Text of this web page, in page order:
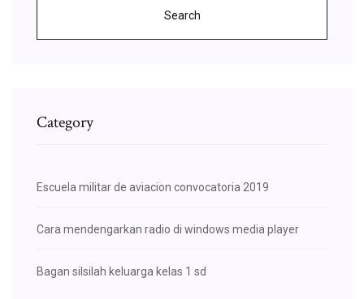
Search
Category
Escuela militar de aviacion convocatoria 2019
Cara mendengarkan radio di windows media player
Bagan silsilah keluarga kelas 1 sd